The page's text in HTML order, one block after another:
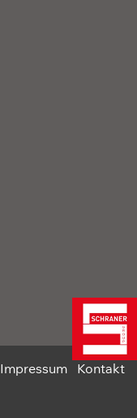
Impressum Kontakt